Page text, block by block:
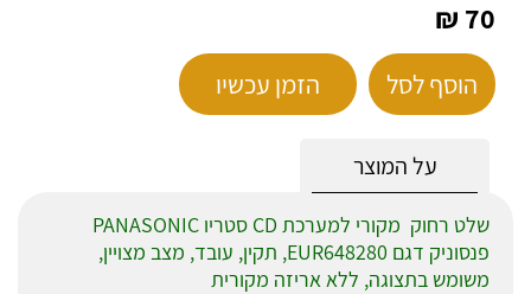
70 ₪
הוסף לסל הזמן עכשיו
על המוצר
שלט רחוק מקורי למערכת CD סטריו PANASONIC
פנסוניק דגם EUR648280
, תקין, עובד, מצב מצויין,
משומש בתצוגה, ללא אריזה מקורית